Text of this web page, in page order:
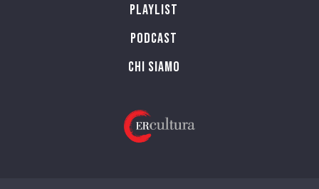
Playlist
PODCAST
Chi siamo